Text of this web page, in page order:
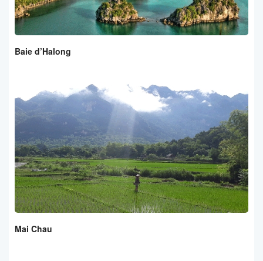
Baie d’Halong
Mai Chau